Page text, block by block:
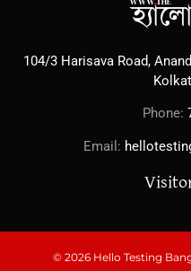
104/3 Harisava Road,
Phone:
Email:
© 2026 Hello Testing